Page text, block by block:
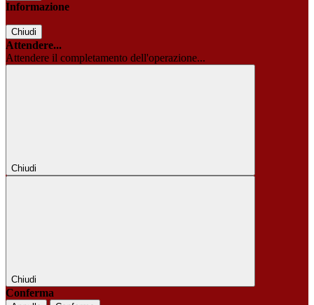
Informazione
Chiudi
Attendere...
Attendere il completamento dell'operazione...
Chiudi
Chiudi
Conferma